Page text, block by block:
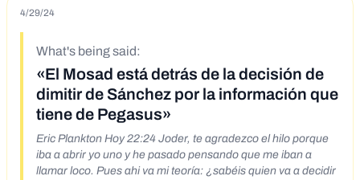
4/29/24
What's being said:
«El Mosad está detrás de la decisión de
dimitir de Sánchez por la información que
tiene de Pegasus»
Eric Plankton Hoy 22:24 Joder, te agradezco el hilo porque
iba a abrir yo uno y he pasado pensando que me iban a
llamar loco. Pues ahi va mi teoría: ¿sabéis quien va a decidir